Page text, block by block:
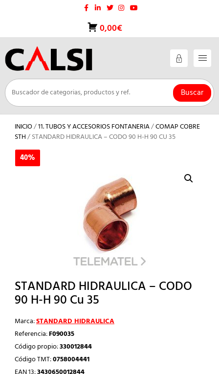
0,00€
Buscar
INICIO/11. TUBOS Y ACCESORIOS FONTANERIA/COMAP COBRE
STH/ STANDARD HIDRAULICA – CODO 90 H-H 90 CU 35
40%
STANDARD HIDRAULICA – CODO
90 H-H 90 Cu 35
Marca:STANDARD HIDRAULICA
Referencia:F090035
Código propio:330012844
Código TMT:0758004441
40%